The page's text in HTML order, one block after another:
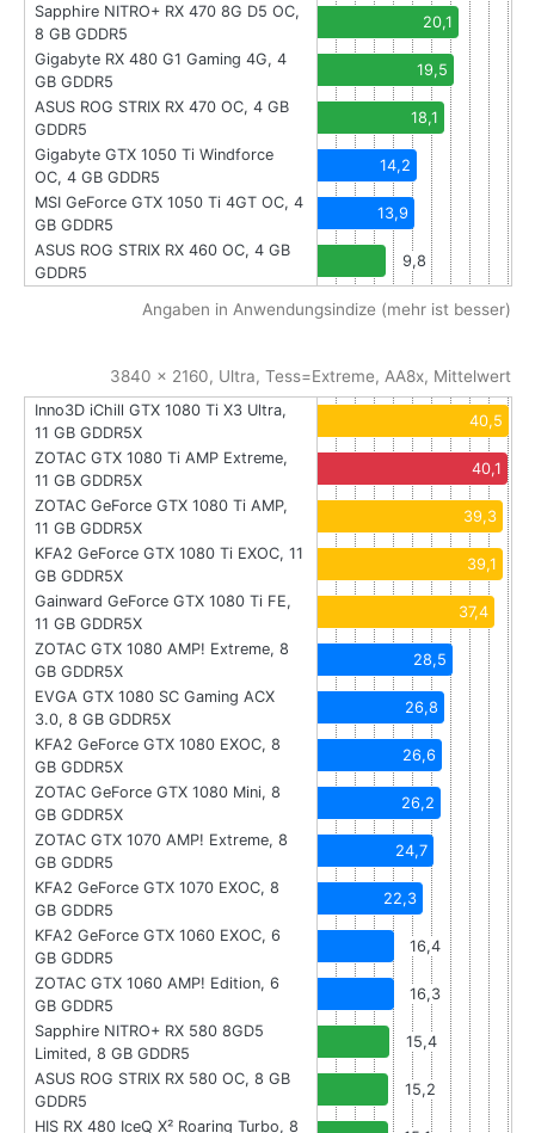
Sapphire NITRO+ RX 470 8G D5 OC,
8 GB GDDR5
20,1
Gigabyte RX 480 G1 Gaming 4G, 4
GB GDDR5
19,5
ASUS ROG STRIX RX 470 OC, 4 GB
GDDR5
18,1
Gigabyte GTX 1050 Ti Windforce
OC, 4 GB GDDR5
14,2
MSI GeForce GTX 1050 Ti 4GT OC, 4
GB GDDR5
13,9
ASUS ROG STRIX RX 460 OC, 4 GB
GDDR5
9,8
Angaben in Anwendungsindize (mehr ist besser)
3840 x 2160, Ultra, Tess=Extreme, AA8x, Mittelwert
Inno3D iChill GTX 1080 Ti X3 Ultra,
11 GB GDDR5X
40,5
ZOTAC GTX 1080 Ti AMP Extreme,
11 GB GDDR5X
40,1
ZOTAC GeForce GTX 1080 Ti AMP,
11 GB GDDR5X
39,3
KFA2 GeForce GTX 1080 Ti EXOC, 11
GB GDDR5X
39,1
Gainward GeForce GTX 1080 Ti FE,
11 GB GDDR5X
37,4
ZOTAC GTX 1080 AMP! Extreme, 8
GB GDDR5X
28,5
EVGA GTX 1080 SC Gaming ACX
3.0, 8 GB GDDR5X
26,8
KFA2 GeForce GTX 1080 EXOC, 8
GB GDDR5X
26,6
ZOTAC GeForce GTX 1080 Mini, 8
GB GDDR5X
26,2
ZOTAC GTX 1070 AMP! Extreme, 8
GB GDDR5
24,7
KFA2 GeForce GTX 1070 EXOC, 8
GB GDDR5
22,3
KFA2 GeForce GTX 1060 EXOC, 6
GB GDDR5
16,4
ZOTAC GTX 1060 AMP! Edition, 6
GB GDDR5
16,3
Sapphire NITRO+ RX 580 8GD5
Limited, 8 GB GDDR5
15,4
ASUS ROG STRIX RX 580 OC, 8 GB
GDDR5
15,2
HIS RX 480 IceQ X² Roaring Turbo, 8